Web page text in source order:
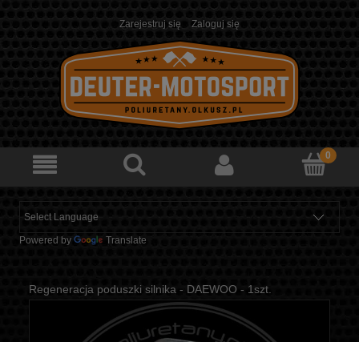
Zarejestruj się Zaloguj się
Powered by Translate
Regeneracja poduszki silnika - DAEWOO - 1szt.